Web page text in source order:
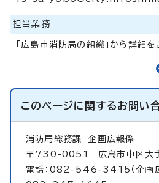
担当業務
「広島市消防局の組織」から詳細を
このページに関するお問い
消防局総務課企画広報係
〒730-0051 広島市中区大
電話：082-546-3415（企画